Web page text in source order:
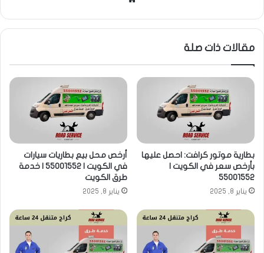
مقالات ذات صلة
بطارية موتور كرافت: احصل عليها
بأرخص سعر في الكويت |
55001552
يناير 8, 2025
أرخص محل بيع بطاريات سيارات
في الكويت | 55001552 | خدمة
طرق الكويت
يناير 8, 2025